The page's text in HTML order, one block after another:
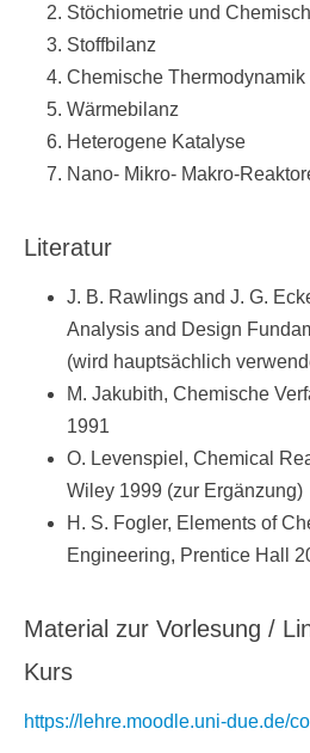
Stöchiometrie und
Stoffbilanz
Chemische Thermodynamik
Wärmebilanz
Heterogene Katalyse
Nano- Mikro- Makro-
Literatur
J. B. Rawlings and J. G.
Analysis and Design
(wird hauptsächlich
M. Jakubith, Chemische
1991
O. Levenspiel, Chemical
Wiley 1999 (zur Ergänzung)
H. S. Fogler, Elements of
Engineering, Prentice Hall
Material zur Vorlesung /
Kurs
https://lehre.moodle.uni-due.de/